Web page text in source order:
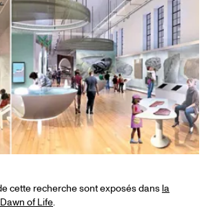
cette recherche sont exposés dans la
of Life.